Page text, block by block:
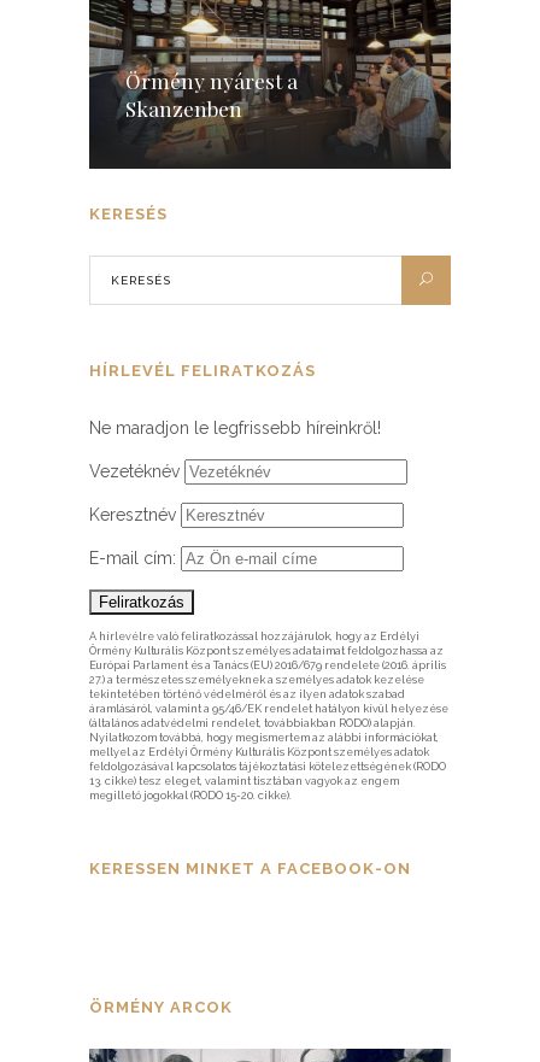
Örmény nyárest a
Skanzenben
KERESÉS
HÍRLEVÉL FELIRATKOZÁS
Ne maradjon le legfrissebb híreinkről!
Vezetéknév
Keresztnév
E-mail cím:
A hírlevélre való feliratkozással hozzájárulok, hogy az Erdélyi
Örmény Kulturális Központ személyes adataimat feldolgozhassa az
Európai Parlament és a Tanács (EU) 2016/679 rendelete (2016. április
27.) a természetes személyeknek a személyes adatok kezelése
tekintetében történő védelméről és az ilyen adatok szabad
áramlásáról, valamint a 95/46/EK rendelet hatályon kívül helyezése
(általános adatvédelmi rendelet, továbbiakban RODO) alapján.
Nyilatkozom továbbá, hogy megismertem az alábbi információkat,
mellyel az Erdélyi Örmény Kulturális Központ személyes adatok
feldolgozásával kapcsolatos tájékoztatási kötelezettségének (RODO
13. cikke) tesz eleget, valamint tisztában vagyok az engem
megillető jogokkal (RODO 15-20. cikke).
KERESSEN MINKET A FACEBOOK-ON
ÖRMÉNY ARCOK